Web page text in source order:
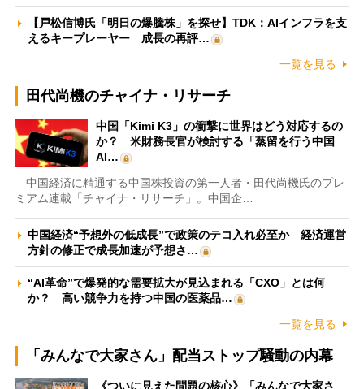
【戸松信博氏「明日の爆騰株」を探せ】TDK：AIインフラを支
えるキープレーヤー 成長の再評…
一覧を見る
田代尚機のチャイナ・リサーチ
中国「Kimi K3」の衝撃に世界はどう対応するの
か？ 米財務長官が検討する「蒸留を行う中国
AI…
中国経済に精通する中国株投資の第一人者・田代尚機氏のプレ
ミアム連載「チャイナ・リサーチ」。中国企…
中国経済“予想外の低成長”で政策のテコ入れ必至か 経済運営
方針の修正で成長加速が予想さ…
“AI革命”で爆発的な需要拡大が見込まれる「CXO」とは何
か？ 高い競争力を持つ中国の医薬品…
一覧を見る
「みんなで大家さん」配当ストップ騒動の内幕
《ついに見えた問題の核心》「みんなで大家さ